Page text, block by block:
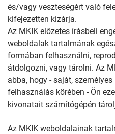
és/vagy veszteségért való
kifejezetten kizárja.
Az MKIK előzetes írásbeli
weboldalak tartalmának
formában felhasználni,
átdolgozni, vagy tárolni. Az
abba, hogy - saját,
felhasználás körében - Ön
kivonatait számítógépén
Az MKIK weboldalainak